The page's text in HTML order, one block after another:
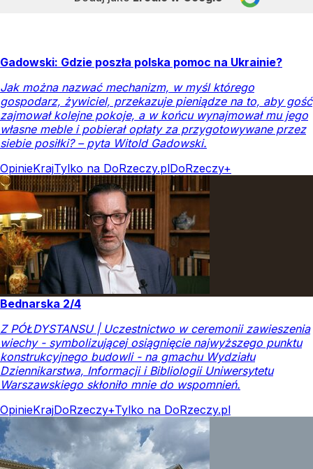
Gadowski: Gdzie poszła polska pomoc na Ukrainie?
Jak można nazwać mechanizm, w myśl którego
gospodarz, żywiciel, przekazuje pieniądze na to, aby gość
zajmował kolejne pokoje, a w końcu wynajmował mu jego
własne meble i pobierał opłaty za przygotowywane przez
siebie posiłki? – pyta Witold Gadowski.
OpinieKrajTylko na DoRzeczy.plDoRzeczy+
Bednarska 2/4
Z PÓŁDYSTANSU | Uczestnictwo w ceremonii zawieszenia
wiechy - symbolizującej osiągnięcie najwyższego punktu
konstrukcyjnego budowli - na gmachu Wydziału
Dziennikarstwa, Informacji i Bibliologii Uniwersytetu
Warszawskiego skłoniło mnie do wspomnień.
OpinieKrajDoRzeczy+Tylko na DoRzeczy.pl